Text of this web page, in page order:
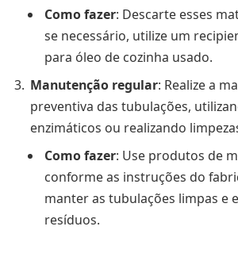
Como fazer: Descarte esses
se necessário, utilize um
para óleo de cozinha usado.
Manutenção regular: Realize a
preventiva das tubulações,
enzimáticos ou realizando
Como fazer: Use produtos de
conforme as instruções do
manter as tubulações limpas e
resíduos.